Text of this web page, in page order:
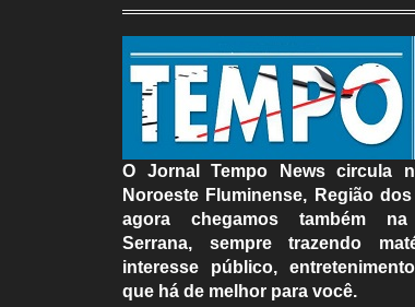
O Jornal Tempo News circula
Noroeste Fluminense, Região
agora chegamos também na
Serrana, sempre trazendo
interesse público,
que há de melhor para você.